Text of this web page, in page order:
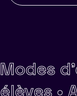
Modes
élèves •